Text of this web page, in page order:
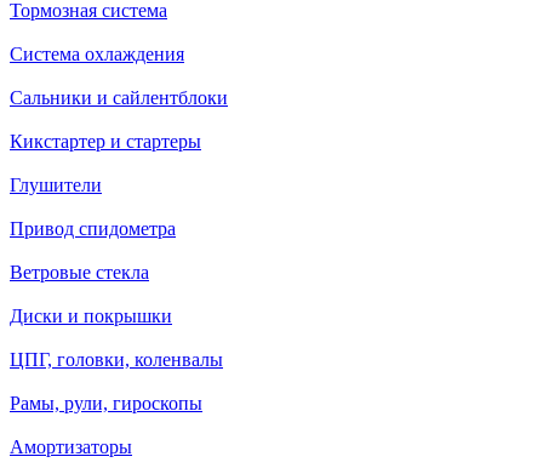
Тормозная система
Система охлаждения
Сальники и сайлентблоки
Кикстартер и стартеры
Глушители
Привод спидометра
Ветровые стекла
Диски и покрышки
ЦПГ, головки, коленвалы
Рамы, рули, гироскопы
Амортизаторы